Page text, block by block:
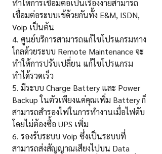
ทำให้การเชื่อมต่อเป็นเรื่องง่ายสามารถ
เชื่อมต่อระบบเข้ด้วยกันทั้ง E&M, ISDN,
Voip เป็นต้น
4. ศูนย์บริการสามารถแก้ไขโปรแกรมทาง
ไกลด้วยระบบ Remote Maintenance จะ
ทำให้การปรับเปลี่ยน แก้ไขโปรแกรม
ทำได้รวดเร็ว
5. มีระบบ Charge Battery และ Power
Backup ในตัวเพียงแค่คุณเพิ่ม Battery ก็
สามารถสำรองไฟในการทำงานเมื่อไฟดับ
โดยไม่ต้องซื้อ UPS เพิ่ม
6. รองรับระบบ Voip ซึ่งเป็นระบบที่
สามารถส่งสัญญาณเสียงไปบน Data